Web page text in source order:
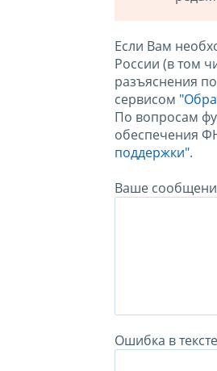
Если Вам
России (в том
разъяснения
сервисом
По вопросам
обеспечения
поддержки".
Ваше
Ошибка в